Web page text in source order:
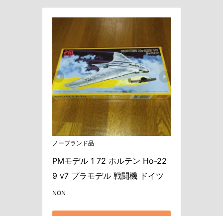
ノーブランド品
PMモデル 1 72 ホルテン Ho-22
9 v7 プラモデル 戦闘機 ドイツ
NON